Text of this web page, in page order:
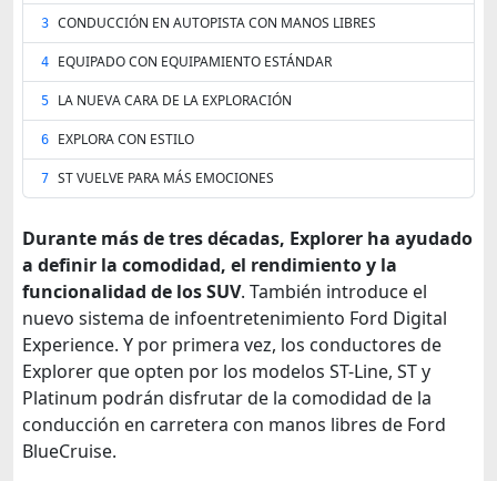
3 CONDUCCIÓN EN AUTOPISTA CON MANOS LIBRES
4 EQUIPADO CON EQUIPAMIENTO ESTÁNDAR
5 LA NUEVA CARA DE LA EXPLORACIÓN
6 EXPLORA CON ESTILO
7 ST VUELVE PARA MÁS EMOCIONES
Durante más de tres décadas, Explorer ha ayudado
a definir la comodidad, el rendimiento y la
funcionalidad de los SUV. También introduce el
nuevo sistema de infoentretenimiento Ford Digital
Experience. Y por primera vez, los conductores de
Explorer que opten por los modelos ST-Line, ST y
Platinum podrán disfrutar de la comodidad de la
conducción en carretera con manos libres de Ford
BlueCruise.